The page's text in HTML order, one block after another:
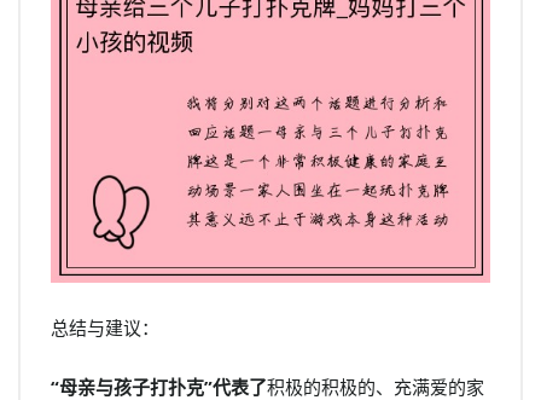
总结与建议：
“母亲与孩子打扑克”代表了积极的积极的、充满爱的家